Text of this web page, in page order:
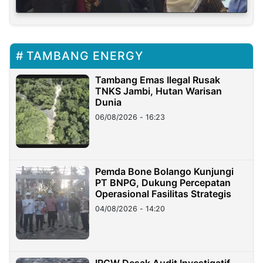
TAMBANG ENERGY
Tambang Emas Ilegal Rusak
TNKS Jambi, Hutan Warisan
Dunia
06/08/2026 - 16:23
Pemda Bone Bolango Kunjungi
PT BNPG, Dukung Percepatan
Operasional Fasilitas Strategis
04/08/2026 - 14:20